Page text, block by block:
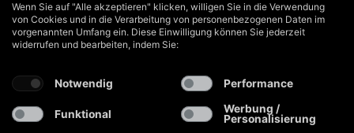
Wenn Sie auf "Alle akzeptieren" klicken, willigen Sie in die Verwendung
von Cookies und in die Verarbeitung von personenbezogenen Daten im
vorgenannten Umfang ein. Diese Einwilligung können Sie jederzeit
widerrufen und bearbeiten, indem Sie:
Notwendig Performance
Funktional
Werbung /
Personalisierung